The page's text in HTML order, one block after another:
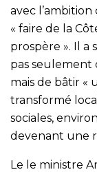
avec
« faire de la
prospère ». Il a
pas seulement
mais de bâtir «
transformé
sociales,
devenant une
Le le ministre